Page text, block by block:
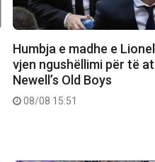
Humbja e madhe e
vjen ngushëllimi për të
Newell’s Old Boys
08/08 15:51